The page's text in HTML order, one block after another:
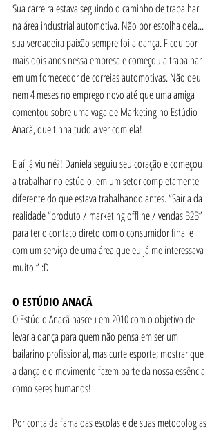
Sua carreira estava seguindo o caminho de trabalhar
na área industrial automotiva. Não por escolha dela...
sua verdadeira paixão sempre foi a dança. Ficou por
mais dois anos nessa empresa e começou a trabalhar
em um fornecedor de correias automotivas. Não deu
nem 4 meses no emprego novo até que uma amiga
comentou sobre uma vaga de Marketing no Estúdio
Anacã, que tinha tudo a ver com ela!
E aí já viu né?! Daniela seguiu seu coração e começou
a trabalhar no estúdio, em um setor completamente
diferente do que estava trabalhando antes. “Sairia da
realidade “produto / marketing offline / vendas B2B”
para ter o contato direto com o consumidor final e
com um serviço de uma área que eu já me interessava
muito.” :D
O ESTÚDIO ANACÃ
O Estúdio Anacã nasceu em 2010 com o objetivo de
levar a dança para quem não pensa em ser um
bailarino profissional, mas curte esporte; mostrar que
a dança e o movimento fazem parte da nossa essência
como seres humanos!
Por conta da fama das escolas e de suas metodologias